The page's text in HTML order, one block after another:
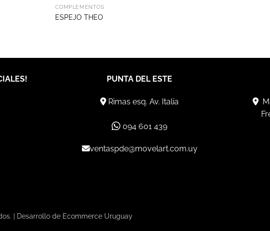
COMPLEMENTOS
ESPEJO THEO
PUNTA DEL ESTE
Rimas esq. Av. Italia
094 601 439
ventaspde@movelart.com.uy
| Desarrollo de Ecommerce Uruguay